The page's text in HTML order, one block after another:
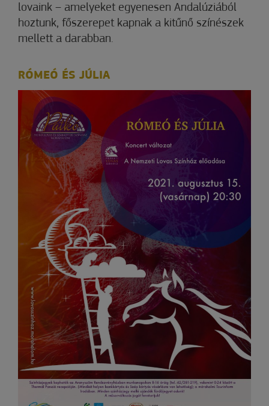
lovaink – amelyeket egyenesen Andalúziából
hoztunk, főszerepet kapnak a kitűnő színészek
mellett a darabban.
RÓMEÓ ÉS JÚLIA